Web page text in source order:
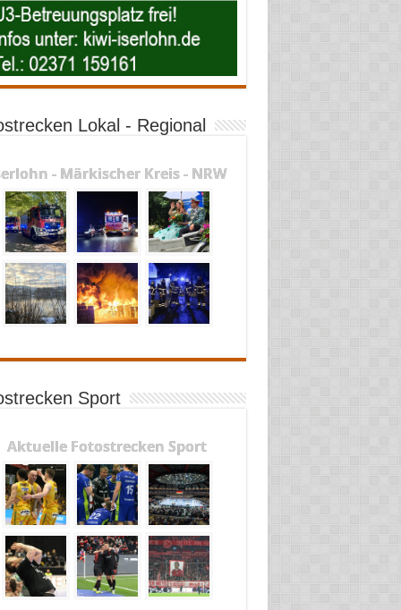
Lokal - Regional
- Märkischer Kreis - NRW
Sport
Aktuelle Fotostrecken Sport